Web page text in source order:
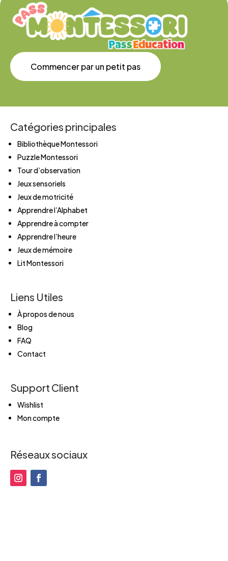
Commencer par un petit pas
Catégories principales
Bibliothèque Montessori
Puzzle Montessori
Tour d’observation
Jeux sensoriels
Jeux de motricité
Apprendre l’Alphabet
Apprendre à compter
Apprendre l’heure
Jeux de mémoire
Lit Montessori
Liens Utiles
À propos de nous
Blog
FAQ
Contact
Support Client
Wishlist
Mon compte
Réseaux sociaux